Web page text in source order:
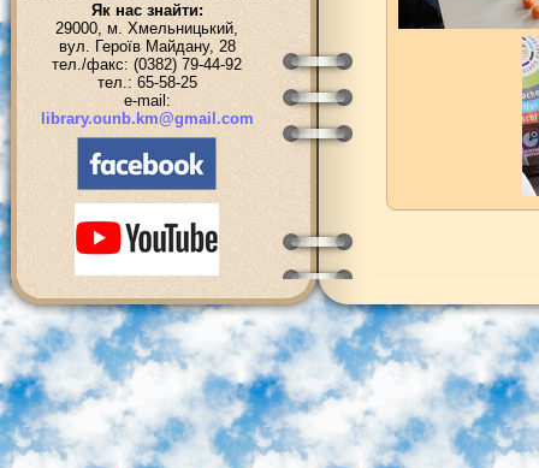
Як нас знайти:
29000, м. Хмельницький,
вул. Героїв Майдану, 28
тел./факс: (0382) 79-44-92
тел.: 65-58-25
e-mail:
library.ounb.km@gmail.com